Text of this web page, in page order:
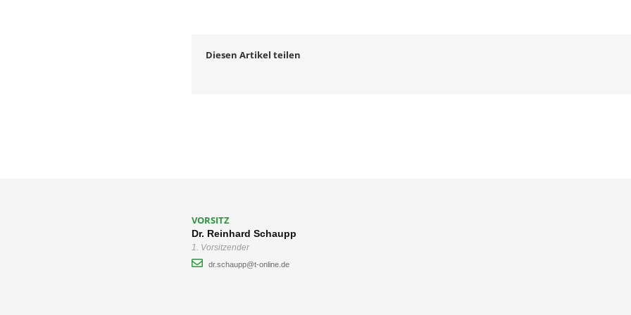
Diesen Artikel teilen
VORSITZ
Dr. Reinhard Schaupp
1. Vorsitzender
dr.schaupp@t-online.de